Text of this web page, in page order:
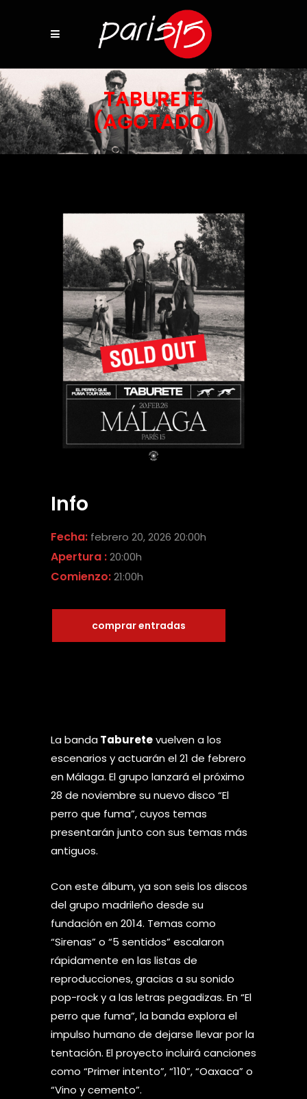
TABURETE
(AGOTADO)
Info
Fecha: febrero 20, 2026 20:00h
Apertura :20:00h
Comienzo:21:00h
comprar entradas
La bandaTaburetevuelven a los
escenarios y actuarán el 21 de febrero
en Málaga. El grupo lanzará el próximo
28 de noviembre su nuevo disco “El
perro que fuma”, cuyos temas
presentarán junto con sus temas más
antiguos.
Con este álbum, ya son seis los discos
del grupo madrileño desde su
fundación en 2014. Temas como
“Sirenas” o “5 sentidos” escalaron
rápidamente en las listas de
reproducciones, gracias a su sonido
pop-rock y a las letras pegadizas. En “El
perro que fuma”, la banda explora el
impulso humano de dejarse llevar por la
tentación. El proyecto incluirá canciones
como “Primer intento”, “110”, “Oaxaca” o
“Vino y cemento”.